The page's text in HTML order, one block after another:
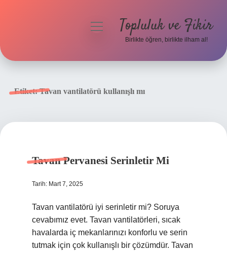
menüyüTopluluk ve Fikir
Birlikte öğren, birlikte ilham al!
Etiket:Tavan vantilatörü kullanışlı mı
Tavan Pervanesi Serinletir Mi
Tarih: Mart 7, 2025
Tavan vantilatörü iyi serinletir mi? Soruya
cevabımız evet. Tavan vantilatörleri, sıcak
havalarda iç mekanlarınızı konforlu ve serin
tutmak için çok kullanışlı bir çözümdür. Tavan